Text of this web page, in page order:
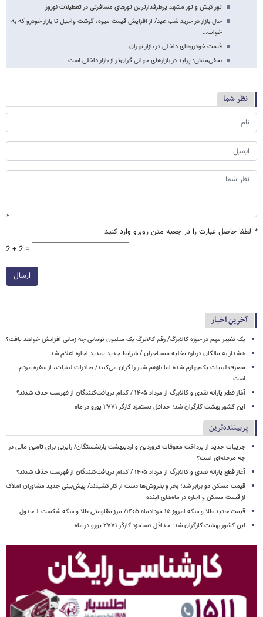
تور کیش و تور مشهد پرطرفدارترین تورهای مسافرتی در تعطیلات نوروز
حال بازار در خرید شب عید/ از افزایش قیمت میوه، گوشت وآجیل تا بازار خودرو که به
خواب…
قیمت خودروهای داخلی در بازار تهران
نجفی‌منش: پراید در بازارهای جهانی گران‌تر از بازار داخلی است
نظر شما
* لطفا حاصل عبارت را در جعبه متن روبرو وارد کنید
2 + 2 =
ارسال
آخرین اخبار
یک تغییر مهم در حوزه کالابرگ/ رقم کالابرگ یک میلیون تومانی چه زمانی افزایش خواهد یافت؟
هشدار به مالکان درباره تخلیه مستاجران / شرایط جدید تمدید اجاره اعلام شد
مصرف لبنیات یک‌چهارم شده اما بازهم شیر را گران می‌کنند/ صادرات لبنیات، از سفره مردم
است
آغاز قطع یارانه نقدی و کالابرگ از مرداد ۱۴۰۵ / کدام دریافت‌کنندگان از فهرست حذف شدند؟
این کشور بهشت کارگران شد؛ حداقل دستمزد کارگر ۲۷۷۱ یورو در ماه
پربیننده‌ترین
جزییات جدید از پرداخت معوقات فروردین و اردیبهشت بازنشستگان/ رایزنی برای تامین مالی در
چه مرحله‌ای است؟
آغاز قطع یارانه نقدی و کالابرگ از مرداد ۱۴۰۵ / کدام دریافت‌کنندگان از فهرست حذف شدند؟
قیمت مسکن دو برابر شد؛ بخر و بفروش‌ها دست از کار کشیدند/ پیش‌بینی جدید مشاوران املاک
از قیمت مسکن و اجاره‌ در ماه‌های آینده
قیمت جدید طلا و سکه امروز ۱۵ مردادماه ۱۴۰۵/ مرز مقاومتی طلا و سکه شکست + جدول
این کشور بهشت کارگران شد؛ حداقل دستمزد کارگر ۲۷۷۱ یورو در ماه